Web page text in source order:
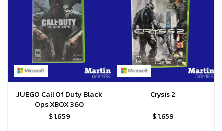
JUEGO Call Of Duty Black
Ops XBOX 360
$1.659
Crysis 2
$1.659